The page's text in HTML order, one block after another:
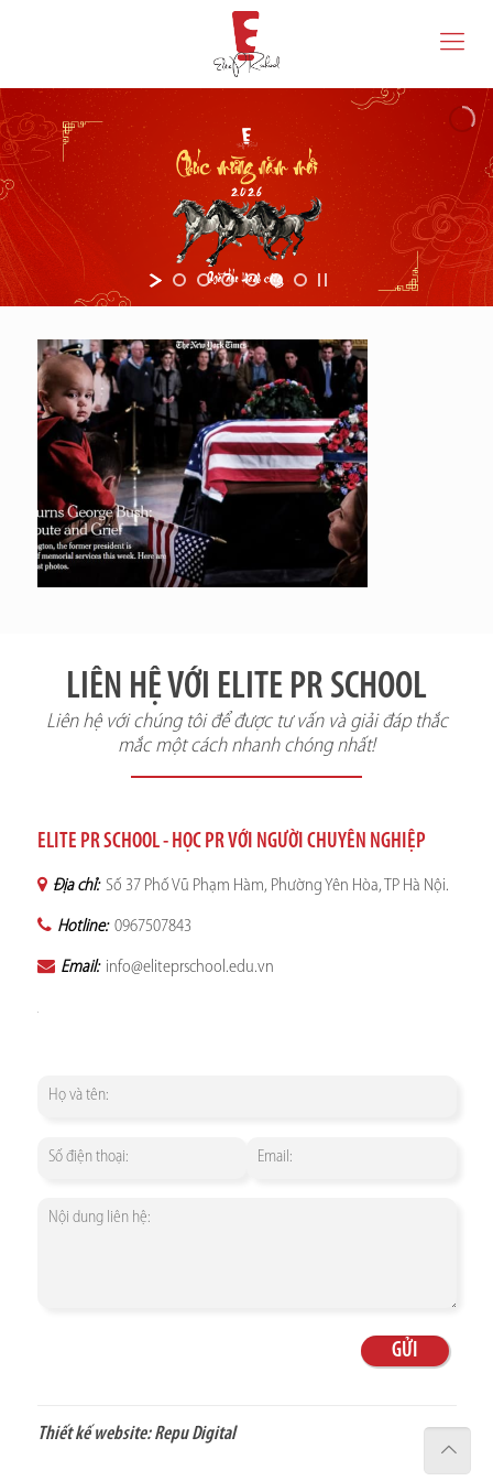
LIÊN HỆ VỚI ELITE PR SCHOOL
Liên hệ với chúng tôi để được tư vấn và giải đáp thắc
mắc một cách nhanh chóng nhất!
ELITE PR SCHOOL - HỌC PR VỚI NGƯỜI CHUYÊN NGHIỆP
Địa chỉ: Số 37 Phố Vũ Phạm Hàm, Phường Yên Hòa, TP Hà Nội.
Hotline: 0967507843
Email: info@eliteprschool.edu.vn
Thiết kế website:Repu Digital